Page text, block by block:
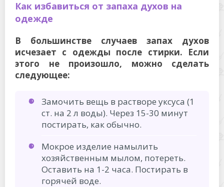
Как избавиться от запаха духов на
одежде
В большинстве случаев запах духов
исчезает с одежды после стирки. Если
этого не произошло, можно сделать
следующее:
Замочить вещь в растворе уксуса (1
ст. на 2 л воды). Через 15-30 минут
постирать, как обычно.
Мокрое изделие намылить
хозяйственным мылом, потереть.
Оставить на 1-2 часа. Постирать в
горячей воде.